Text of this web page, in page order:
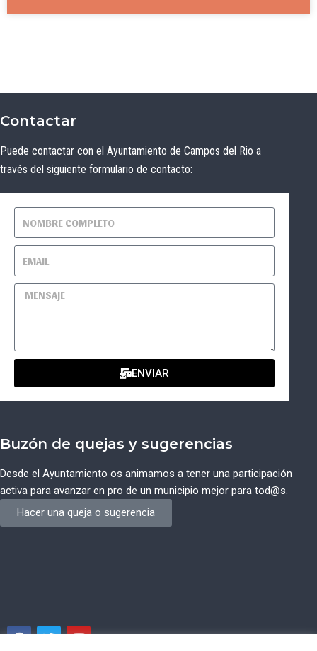
Contactar
Puede contactar con el Ayuntamiento de Campos del Rio a
través del siguiente formulario de contacto:
ENVIAR
Buzón de quejas y sugerencias
Desde el Ayuntamiento os animamos a tener una participación
activa para avanzar en pro de un municipio mejor para tod@s.
Hacer una queja o sugerencia